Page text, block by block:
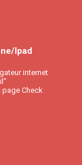
Ipad
internet
page Check